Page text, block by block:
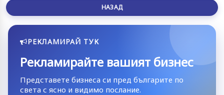
НАЗАД
РЕКЛАМИРАЙ ТУК
Рекламирайте вашият бизнес
Представете бизнеса си пред българите по
света с ясно и видимо послание.